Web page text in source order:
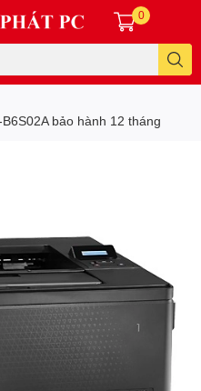
0
bảo hành 12 tháng